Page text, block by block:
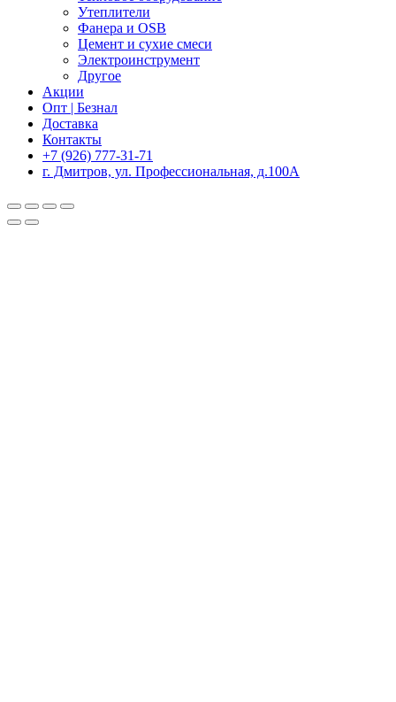
Утеплители
Фанера и OSB
Цемент и сухие смеси
Электроинструмент
Другое
Акции
Опт | Безнал
Доставка
Контакты
+7 (926) 777-31-71
г. Дмитров, ул. Профессиональная, д.100А